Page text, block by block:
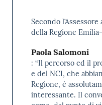
Secondo
della Regione
Paola Salomoni
: “Il percorso ed il
e del NCI, che
Regione, è
interessante. Il